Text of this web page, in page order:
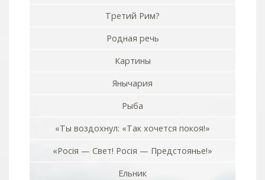
Третий Рим?
Родная речь
Картины
Янычария
Рыба
«Ты воздохнул: «Так хочется покоя!»
«Росiя — Свет! Росiя — Предстоянье!»
Ельник